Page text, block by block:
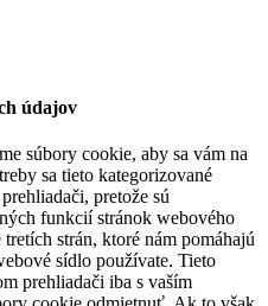
údajov
súbory cookie, aby sa vám na
sa tieto kategorizované
pretože sú
funkcií stránok webového
strán, ktoré nám pomáhajú
sídlo používate. Tieto
prehliadači iba s vaším